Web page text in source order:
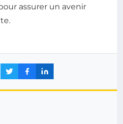
assurer un avenir